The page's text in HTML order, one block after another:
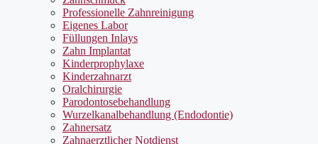
Professionelle Zahnreinigung
Eigenes Labor
Füllungen Inlays
Zahn Implantat
Kinderprophylaxe
Kinderzahnarzt
Oralchirurgie
Parodontosebehandlung
Wurzelkanalbehandlung (Endodontie)
Zahnersatz
Zahnaerztlicher Notdienst